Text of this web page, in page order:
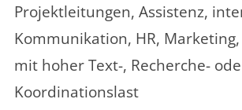
Projektleitungen, Assistenz,
Kommunikation, HR,
mit hoher Text-, Recherche-
Koordinationslast